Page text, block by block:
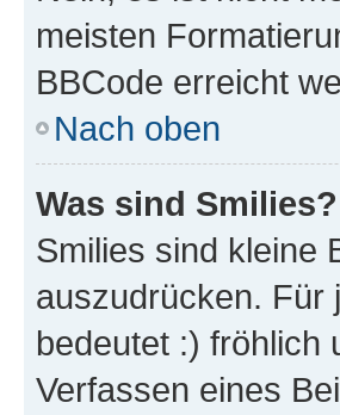
meisten
BBCode erreicht
Nach oben
Was sind Smilies?
Smilies sind kleine
auszudrücken. Für
bedeutet :) fröhlich
Verfassen eines